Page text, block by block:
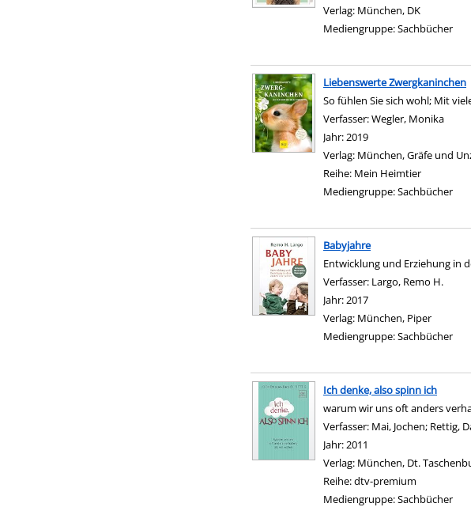
Verlag: München, DK
Mediengruppe:Sachbücher
Liebenswerte Zwergkaninchen
So fühlen Sie sich wohl; Mit
Verfasser:Wegler, Monika
Jahr:2019
Verlag: München, Gräfe und
Reihe: Mein Heimtier
Mediengruppe:Sachbücher
Babyjahre
Entwicklung und Erziehung in
Verfasser: Largo, Remo H.
Jahr:2017
Verlag: München, Piper
Mediengruppe:Sachbücher
Ich denke, also spinn ich
warum wir uns oft anders
Verfasser: Mai, Jochen; Rettig,
Jahr:2011
Verlag: München, Dt.
Reihe:dtv-premium
Mediengruppe:Sachbücher